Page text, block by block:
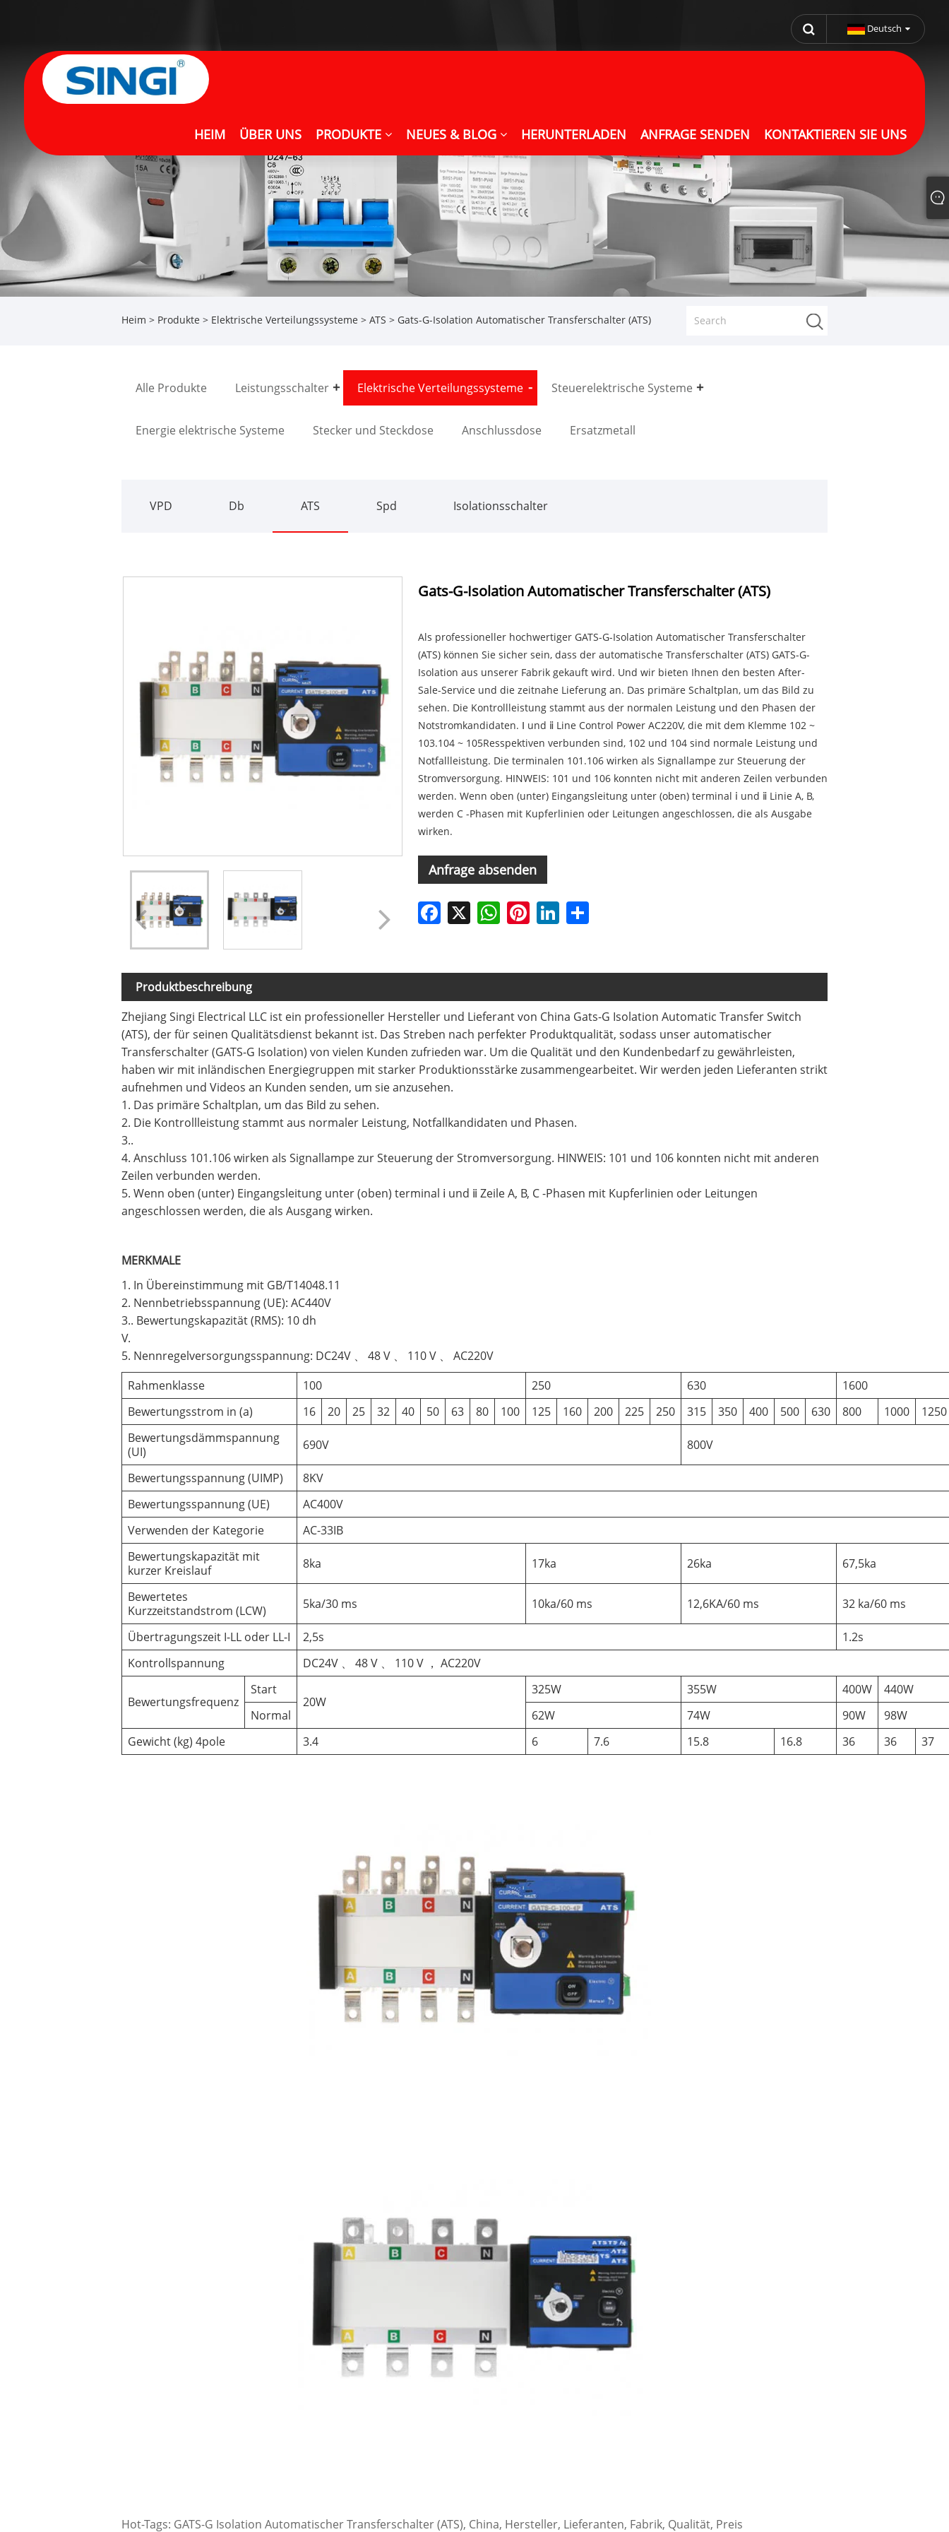
Deutsch
HEIM ÜBER UNS PRODUKTE NEUES & BLOG HERUNTERLADEN ANFRAGE SENDEN KONTAKTIEREN SIE UNS
Heim > Produkte > Elektrische Verteilungssysteme > ATS > Gats-G-Isolation Automatischer Transferschalter (ATS)
Alle Produkte Leistungsschalter Elektrische Verteilungssysteme Steuerelektrische Systeme
Energie elektrische Systeme Stecker und Steckdose Anschlussdose Ersatzmetall
VPD Db ATS Spd Isolationsschalter
Gats-G-Isolation Automatischer Transferschalter (ATS)
Als professioneller hochwertiger GATS-G-Isolation Automatischer Transferschalter
(ATS) können Sie sicher sein, dass der automatische Transferschalter (ATS) GATS-G-
Isolation aus unserer Fabrik gekauft wird. Und wir bieten Ihnen den besten After-
Sale-Service und die zeitnahe Lieferung an. Das primäre Schaltplan, um das Bild zu
sehen. Die Kontrollleistung stammt aus der normalen Leistung und den Phasen der
Notstromkandidaten. Ⅰ und ⅱ Line Control Power AC220V, die mit dem Klemme 102 ~
103.104 ~ 105Resspektiven verbunden sind, 102 und 104 sind normale Leistung und
Notfallleistung. Die terminalen 101.106 wirken als Signallampe zur Steuerung der
Stromversorgung. HINWEIS: 101 und 106 konnten nicht mit anderen Zeilen verbunden
werden. Wenn oben (unter) Eingangsleitung unter (oben) terminal ⅰ und ⅱ Linie A, B,
werden C -Phasen mit Kupferlinien oder Leitungen angeschlossen, die als Ausgabe
wirken.
Anfrage absenden
Facebook WhatsAppPinterestLinkedIn
Produktbeschreibung
Zhejiang Singi Electrical LLC ist ein professioneller Hersteller und Lieferant von China Gats-G Isolation Automatic Transfer Switch
(ATS), der für seinen Qualitätsdienst bekannt ist. Das Streben nach perfekter Produktqualität, sodass unser automatischer
Transferschalter (GATS-G Isolation) von vielen Kunden zufrieden war. Um die Qualität und den Kundenbedarf zu gewährleisten,
haben wir mit inländischen Energiegruppen mit starker Produktionsstärke zusammengearbeitet. Wir werden jeden Lieferanten strikt
aufnehmen und Videos an Kunden senden, um sie anzusehen.
1. Das primäre Schaltplan, um das Bild zu sehen.
2. Die Kontrollleistung stammt aus normaler Leistung, Notfallkandidaten und Phasen.
3..
4. Anschluss 101.106 wirken als Signallampe zur Steuerung der Stromversorgung. HINWEIS: 101 und 106 konnten nicht mit anderen
Zeilen verbunden werden.
5. Wenn oben (unter) Eingangsleitung unter (oben) terminal ⅰ und ⅱ Zeile A, B, C -Phasen mit Kupferlinien oder Leitungen
angeschlossen werden, die als Ausgang wirken.
MERKMALE
1. In Übereinstimmung mit GB/T14048.11
2. Nennbetriebsspannung (UE): AC440V
3.. Bewertungskapazität (RMS): 10 dh
V.
5. Nennregelversorgungsspannung: DC24V 、 48 V 、 110 V 、 AC220V
Rahmenklasse
100 250 630
1600
Bewertungsstrom in (a)
16 20 25 32 40 50 63 80 100 125 160 200 225 250 315 350 400 500 630 800 1000
1250
Bewertungsdämmspannung
(UI)
690V 800V
Bewertungsspannung (UIMP)
8KV
Bewertungsspannung (UE)
AC400V
Verwenden der Kategorie
AC-33IB
Bewertungskapazität mit
kurzer Kreislauf
8ka 17ka 26ka 67,5ka
Bewertetes
Kurzzeitstandstrom (LCW)
5ka/30 ms 10ka/60 ms 12,6KA/60 ms 32 ka/60 ms
Übertragungszeit I-LL oder LL-I 2,5s
1.2s
Kontrollspannung
DC24V 、 48 V 、 110 V ， AC220V
Bewertungsfrequenz
Start
20W
325W 355W 400W
440W
Normal
62W 74W 90W
98W
Gewicht (kg) 4pole
3.4 6 7.6 15.8 16.8 36 36 37
Hot-Tags: GATS-G Isolation Automatischer Transferschalter (ATS), China, Hersteller, Lieferanten, Fabrik, Qualität, Preis